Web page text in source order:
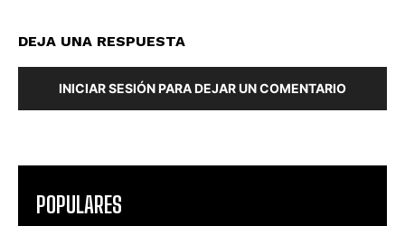
DEJA UNA RESPUESTA
INICIAR SESIÓN PARA DEJAR UN COMENTARIO
POPULARES